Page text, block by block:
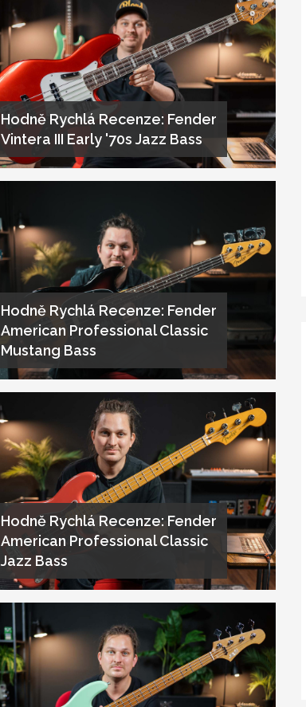
Hodně Rychlá Recenze: Fender
Vintera III Early '70s Jazz Bass
Hodně Rychlá Recenze: Fender
American Professional Classic
Mustang Bass
Hodně Rychlá Recenze: Fender
American Professional Classic
Jazz Bass